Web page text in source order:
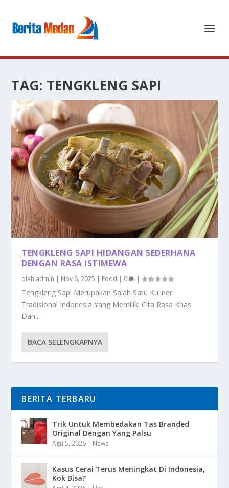
TAG: TENGKLENG SAPI
TENGKLENG SAPI HIDANGAN SEDERHANA
DENGAN RASA ISTIMEWA
oleh admin | Nov 6, 2025 | Food | 0 |
Tengkleng Sapi Merupakan Salah Satu Kuliner
Tradisional Indonesia Yang Memiliki Cita Rasa Khas
Dan...
BACA SELENGKAPNYA
BERITA TERBARU
Trik Untuk Membedakan Tas Branded
Original Dengan Yang Palsu
Agu 5, 2026 | News
Kasus Cerai Terus Meningkat Di Indonesia,
Kok Bisa?